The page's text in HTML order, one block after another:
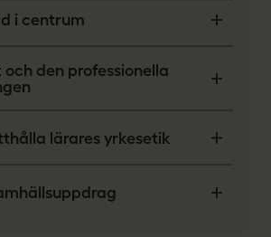
i centrum
den professionella
lärares yrkesetik